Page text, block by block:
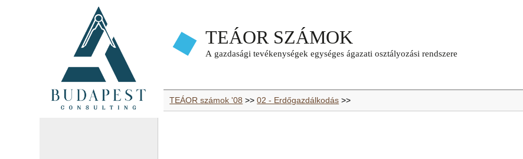
TEÁOR számok '08 >>02 - Erdőgazdálkodás >>